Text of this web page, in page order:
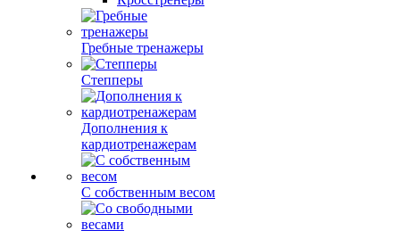
Гребные тренажеры
Степперы
Дополнения к
кардиотренажерам
С собственным весом